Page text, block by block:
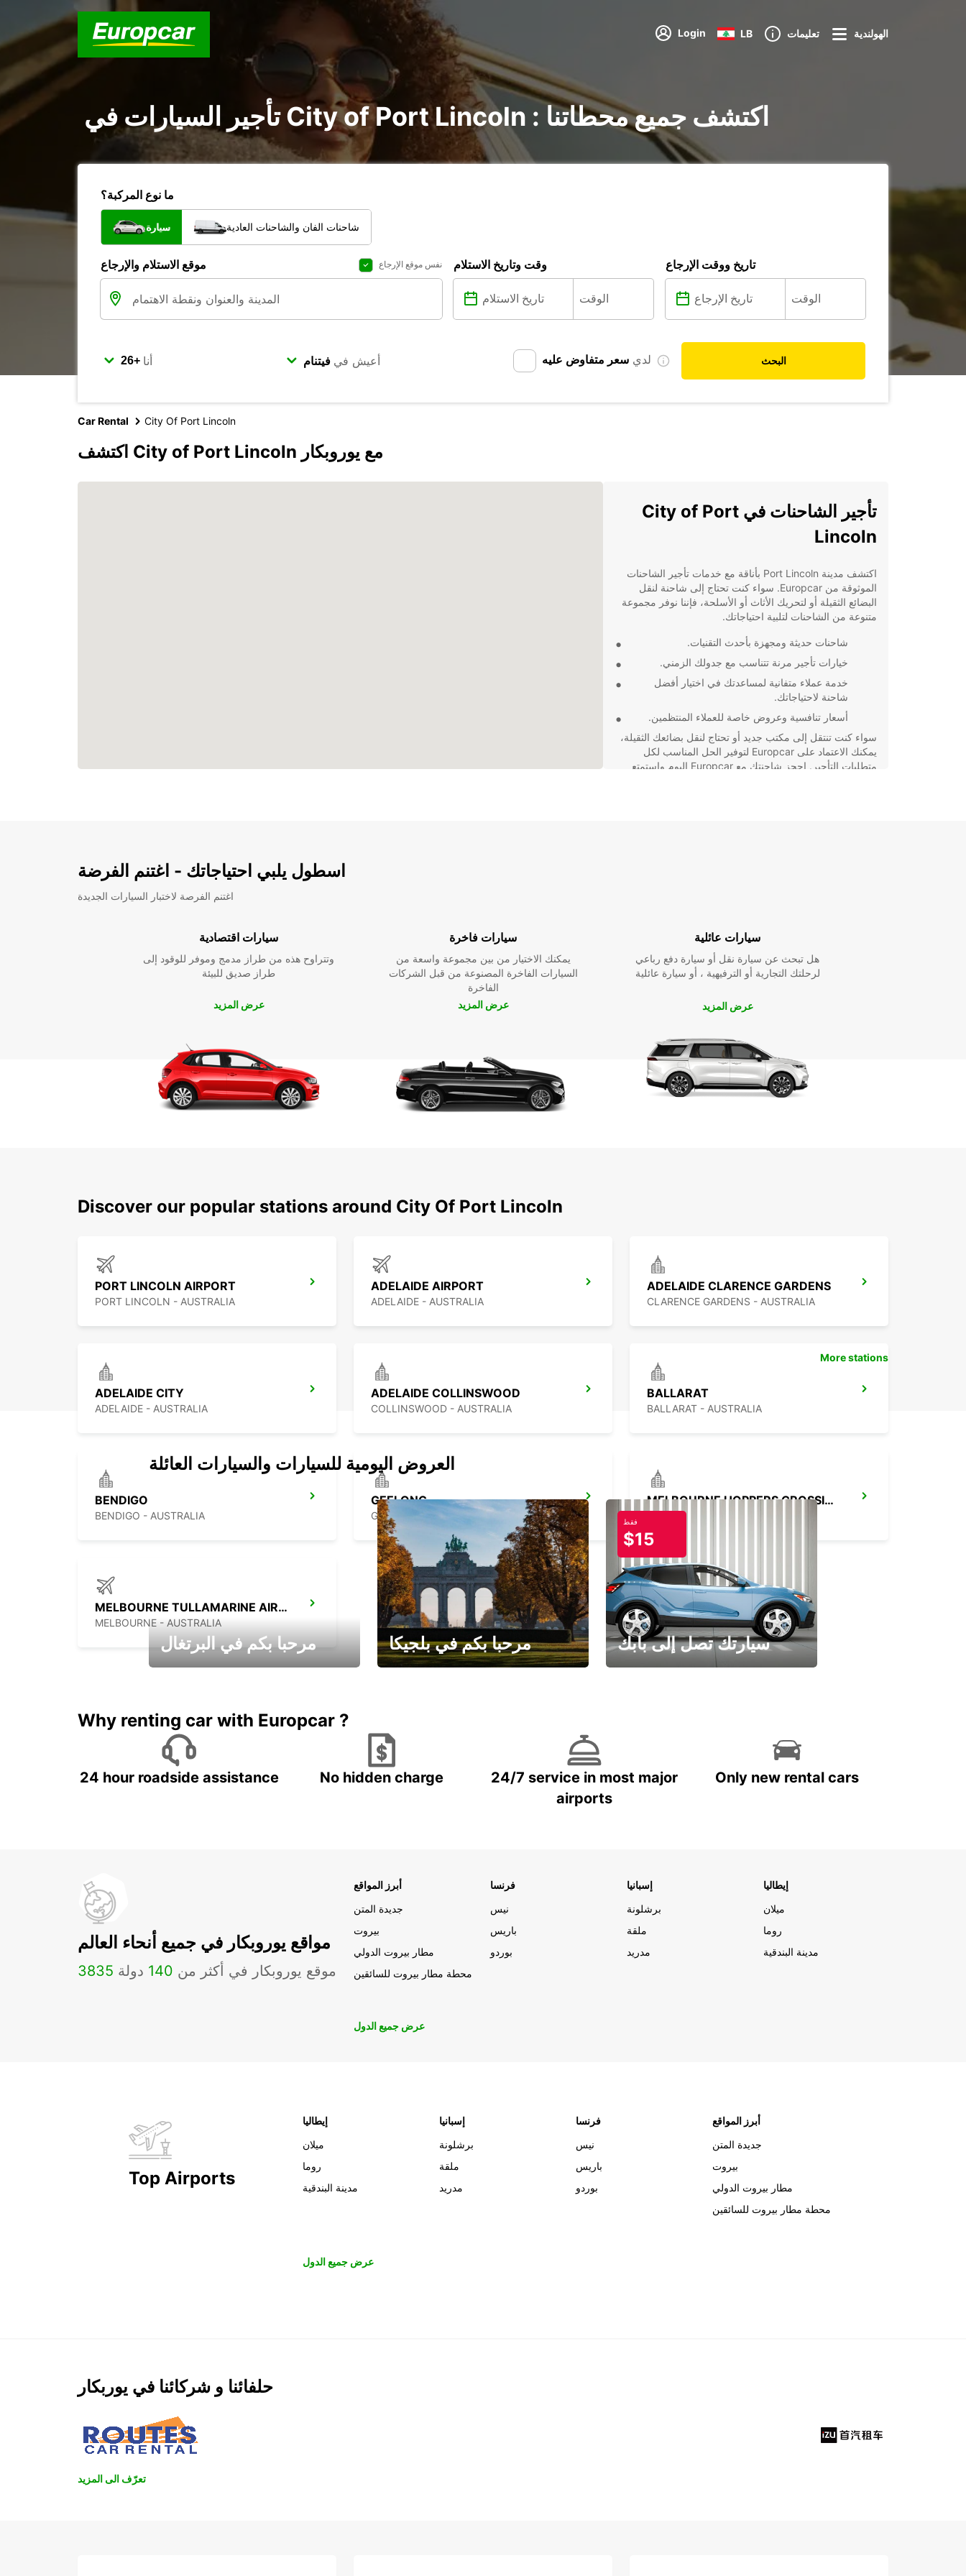
Login LB تعليمات الهولندية
تأجير السيارات في City of Port Lincoln : اكتشف جميع محطاتنا
ما نوع المركبة؟
سيارة شاحنات الفان والشاحنات العادية
موقع الاستلام والإرجاع نفس موقع الإرجاع وقت وتاريخ الاستلام تاريخ ووقت الإرجاع
أنا أعيش في لدي سعر متفاوض عليه البحث
Car Rental City Of Port Lincoln
اكتشف City of Port Lincoln مع يوروبكار
تأجير الشاحنات في City of Port
Lincoln
اكتشف مدينة Port Lincoln بأناقة مع خدمات تأجير الشاحنات
الموثوقة من Europcar. سواء كنت تحتاج إلى شاحنة لنقل
البضائع الثقيلة أو لتحريك الأثاث أو الأسلحة، فإننا نوفر مجموعة
متنوعة من الشاحنات لتلبية احتياجاتك.
شاحنات حديثة ومجهزة بأحدث التقنيات.
خيارات تأجير مرنة تتناسب مع جدولك الزمني.
خدمة عملاء متفانية لمساعدتك في اختيار أفضل
شاحنة لاحتياجاتك.
أسعار تنافسية وعروض خاصة للعملاء المنتظمين.
سواء كنت تنتقل إلى مكتب جديد أو تحتاج لنقل بضائعك الثقيلة،
يمكنك الاعتماد على Europcar لتوفير الحل المناسب لكل
متطلبات التأجير. احجز شاحنتك مع Europcar اليوم واستمتع
اسطول يلبي احتياجاتك - اغتنم الفرضة
اغتنم الفرصة لاختبار السيارات الجديدة
سيارات اقتصادية
وتتراوح هذه من طراز مدمج وموفر للوقود إلى
طراز صديق للبيئة
عرض المزيد
سيارات فاخرة
يمكنك الاختيار من بين مجموعة واسعة من
السيارات الفاخرة المصنوعة من قبل الشركات
الفاخرة
عرض المزيد
سيارات عائلية
هل تبحث عن سيارة نقل أو سيارة دفع رباعي
لرحلتك التجارية أو الترفيهية ، أو سيارة عائلية
عرض المزيد
Discover our popular stations around City Of Port Lincoln
PORT LINCOLN AIRPORT
PORT LINCOLN - AUSTRALIA
ADELAIDE AIRPORT
ADELAIDE - AUSTRALIA
ADELAIDE CLARENCE GARDENS
CLARENCE GARDENS - AUSTRALIA
ADELAIDE CITY
ADELAIDE - AUSTRALIA
ADELAIDE COLLINSWOOD
COLLINSWOOD - AUSTRALIA
BALLARAT
BALLARAT - AUSTRALIA
BENDIGO
BENDIGO - AUSTRALIA
GEELONG
GEELONG - AUSTRALIA
MELBOURNE HOPPERS CROSSING
HOPPERS CROSSING - AUSTRALIA
MELBOURNE TULLAMARINE AIRPORT
MELBOURNE - AUSTRALIA
More stations
العروض اليومية للسيارات والسيارات العائلة
مرحبا بكم في البرتغال مرحبا بكم في بلجيكا
فقط
$15
سيارتك تصل إلى بابك
Why renting car with Europcar ?
24 hour roadside assistance No hidden charge
24/7 service in most major
airports
Only new rental cars
مواقع يوروبكار في جميع أنحاء العالم
3835 موقع يوروبكار في أكثر من 140 دولة
أبرز المواقع
جديدة المتن
بيروت
مطار بيروت الدولي
محطة مطار بيروت للسائقين
فرنسا
نيس
باريس
بوردو
إسبانيا
برشلونة
ملقة
مدريد
إيطاليا
ميلان
روما
مدينة البندقية
عرض جميع الدول
Top Airports
إيطاليا
ميلان
روما
مدينة البندقية
إسبانيا
برشلونة
ملقة
مدريد
فرنسا
نيس
باريس
بوردو
أبرز المواقع
جديدة المتن
بيروت
مطار بيروت الدولي
محطة مطار بيروت للسائقين
عرض جميع الدول
حلفائنا و شركائنا في يوربكار
تعرّف الى المزيد